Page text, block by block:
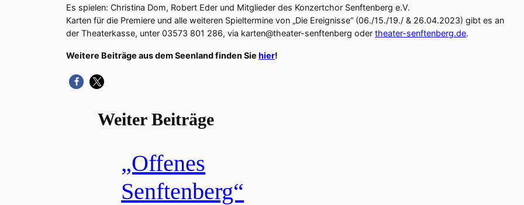
Es spielen: Christina Dom, Robert Eder und Mitglieder des Konzertchor Senftenberg e.V.
Karten für die Premiere und alle weiteren Spieltermine von „Die Ereignisse“ (06./15./19./ & 26.04.2023) gibt es an
der Theaterkasse, unter 03573 801 286, via karten@theater-senftenberg odertheater-senftenberg.de.
Weitere Beiträge aus dem Seenland finden Siehier!
Weiter Beiträge
„Offenes
Senftenberg“